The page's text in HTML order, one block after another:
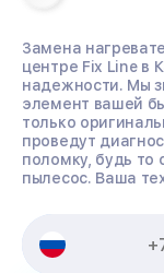
Замена
центре Fix Line в
надежности. Мы
элемент вашей
только
проведут
поломку, будь то
пылесос. Ваша